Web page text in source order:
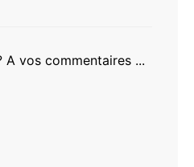
A vos commentaires ...